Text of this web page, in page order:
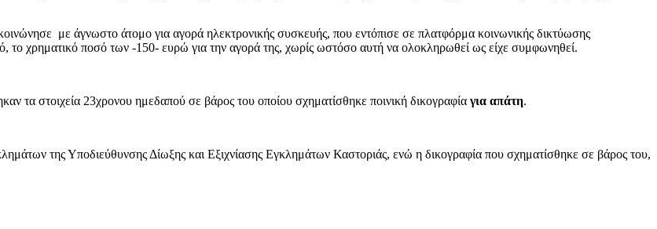
με άγνωστο άτομο για αγορά ηλεκτρονικής συσκευής, που εντόπισε σε πλατφόρμα κοινωνικής δικτύωσης
το χρηματικό ποσό των -150- ευρώ για την αγορά της, χωρίς ωστόσο αυτή να ολοκληρωθεί ως είχε συμφωνηθεί.
τα στοιχεία 23χρονου ημεδαπού σε βάρος του οποίου σχηματίσθηκε ποινική δικογραφία για απάτη.
της Υποδιεύθυνσης Δίωξης και Εξιχνίασης Εγκλημάτων Καστοριάς, ενώ η δικογραφία που σχηματίσθηκε σε βάρος του,